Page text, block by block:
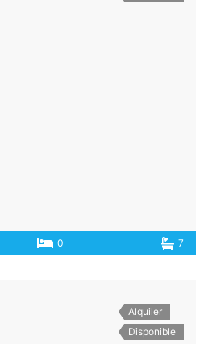
0 7
Alquiler
Disponible